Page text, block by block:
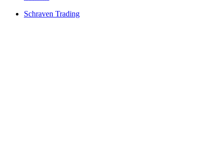
Schraven Trading